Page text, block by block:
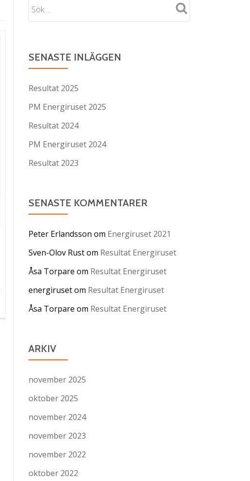
SENASTE INLÄGGEN
Resultat 2025
PM Energiruset 2025
Resultat 2024
PM Energiruset 2024
Resultat 2023
SENASTE KOMMENTARER
Peter Erlandsson om Energiruset 2021
Sven-Olov Rustom Resultat Energiruset
Åsa Torpare om Resultat Energiruset
energirusetom Resultat Energiruset
Åsa Torpare om Resultat Energiruset
ARKIV
november 2025
oktober 2025
november 2024
november 2023
november 2022
oktober 2022